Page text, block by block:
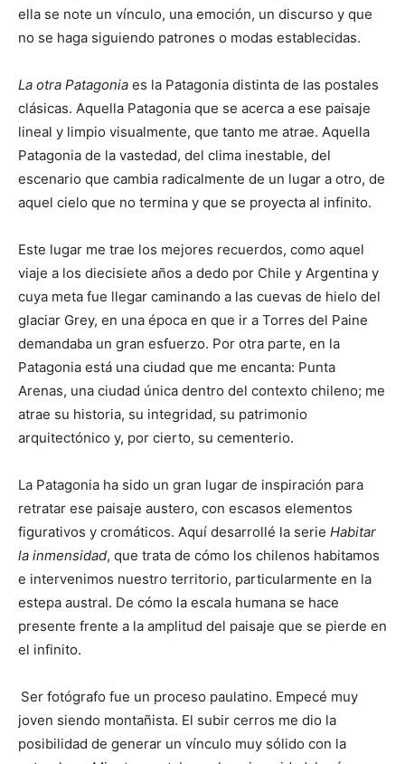
ella se note un vínculo, una emoción, un discurso y que
no se haga siguiendo patrones o modas establecidas.
La otra Patagonia es la Patagonia distinta de las postales
clásicas. Aquella Patagonia que se acerca a ese paisaje
lineal y limpio visualmente, que tanto me atrae. Aquella
Patagonia de la vastedad, del clima inestable, del
escenario que cambia radicalmente de un lugar a otro, de
aquel cielo que no termina y que se proyecta al infinito.
Este lugar me trae los mejores recuerdos, como aquel
viaje a los diecisiete años a dedo por Chile y Argentina y
cuya meta fue llegar caminando a las cuevas de hielo del
glaciar Grey, en una época en que ir a Torres del Paine
demandaba un gran esfuerzo. Por otra parte, en la
Patagonia está una ciudad que me encanta: Punta
Arenas, una ciudad única dentro del contexto chileno; me
atrae su historia, su integridad, su patrimonio
arquitectónico y, por cierto, su cementerio.
La Patagonia ha sido un gran lugar de inspiración para
retratar ese paisaje austero, con escasos elementos
figurativos y cromáticos. Aquí desarrollé la serie Habitar
la inmensidad, que trata de cómo los chilenos habitamos
e intervenimos nuestro territorio, particularmente en la
estepa austral. De cómo la escala humana se hace
presente frente a la amplitud del paisaje que se pierde en
el infinito.
Ser fotógrafo fue un proceso paulatino. Empecé muy
joven siendo montañista. El subir cerros me dio la
posibilidad de generar un vínculo muy sólido con la